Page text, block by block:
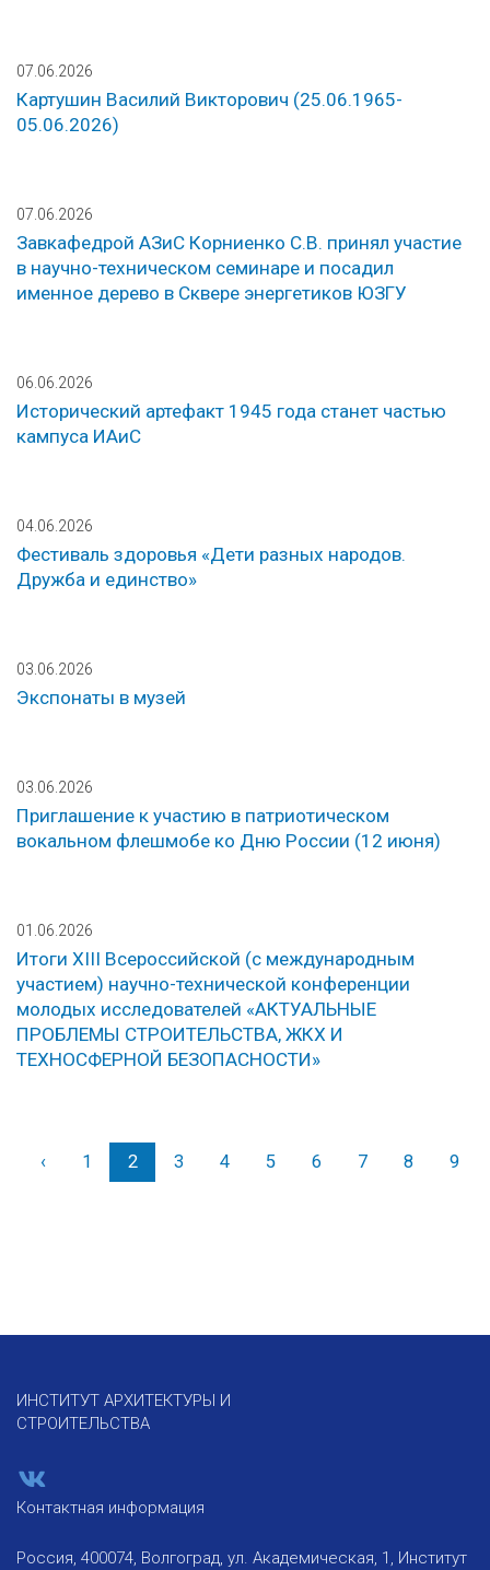
07.06.2026
Картушин Василий Викторович (25.06.1965-
05.06.2026)
07.06.2026
Завкафедрой АЗиС Корниенко С.В. принял участие
в научно-техническом семинаре и посадил
именное дерево в Сквере энергетиков ЮЗГУ
06.06.2026
Исторический артефакт 1945 года станет частью
кампуса ИАиС
04.06.2026
Фестиваль здоровья «Дети разных народов.
Дружба и единство»
03.06.2026
Экспонаты в музей
03.06.2026
Приглашение к участию в патриотическом
вокальном флешмобе ко Дню России (12 июня)
01.06.2026
Итоги XIII Всероссийской (с международным
участием) научно-технической конференции
молодых исследователей «АКТУАЛЬНЫЕ
ПРОБЛЕМЫ СТРОИТЕЛЬСТВА, ЖКХ И
ТЕХНОСФЕРНОЙ БЕЗОПАСНОСТИ»
‹Назад
1 2 3 4 5 6 7 8 9
ИНСТИТУТ АРХИТЕКТУРЫ И
СТРОИТЕЛЬСТВА
Контактная информация
Россия, 400074, Волгоград, ул. Академическая, 1, Институт